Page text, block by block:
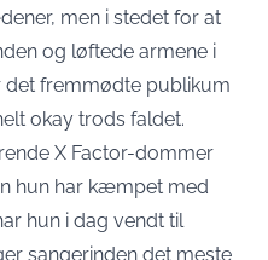
men i stedet for at
og løftede armene i
fremmødte publikum
okay trods faldet.
X Factor-dommer
hun har kæmpet med
hun i dag vendt til
sangerinden det meste